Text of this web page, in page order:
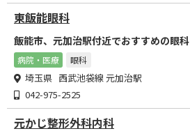
東飯能眼科
飯能市、元加治駅付近でおすすめの眼科
病院・医療 眼科
埼玉県 西武池袋線 元加治駅
042-975-2525
元かじ整形外科内科